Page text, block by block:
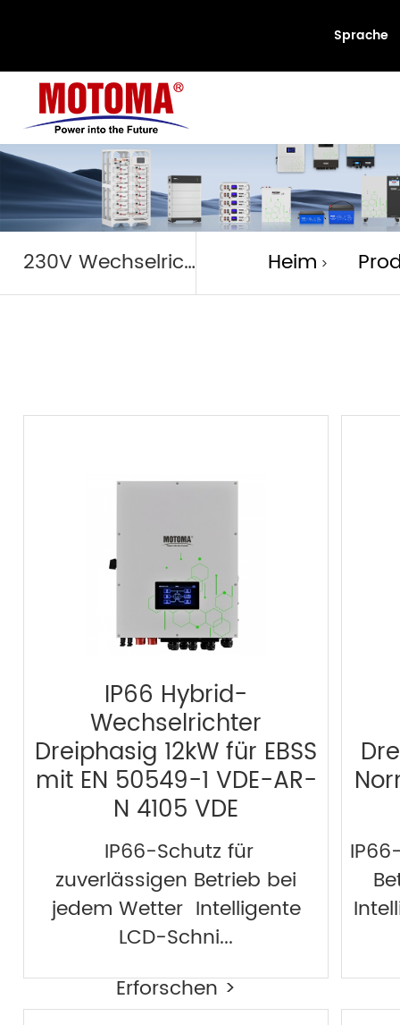
Sprache
230V Wechselrichter Heim >
IP66 Hybrid-
Wechselrichter
Dreiphasig 12kW für EBSS
mit EN 50549-1 VDE-AR-
N 4105 VDE
IP66-Schutz für
zuverlässigen Betrieb bei
jedem Wetter Intelligente
LCD-Schni...
Erforschen >